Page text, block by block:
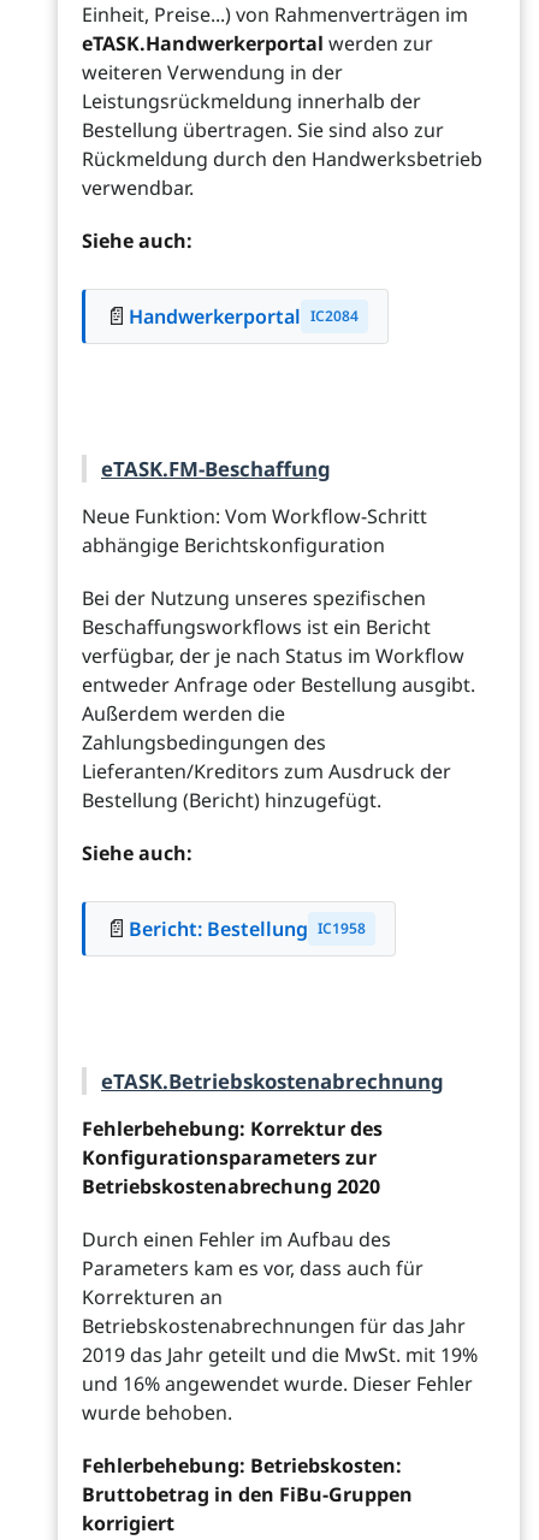
Einheit, Preise...) von Rahmenverträgen im
eTASK.Handwerkerportal werden zur
weiteren Verwendung in der
Leistungsrückmeldung innerhalb der
Bestellung übertragen. Sie sind also zur
Rückmeldung durch den Handwerksbetrieb
verwendbar.
Siehe auch:
📄 Handwerkerportal IC2084
eTASK.FM-Beschaffung
Neue Funktion: Vom Workflow-Schritt
abhängige Berichtskonfiguration
Bei der Nutzung unseres spezifischen
Beschaffungsworkflows ist ein Bericht
verfügbar, der je nach Status im Workflow
entweder Anfrage oder Bestellung ausgibt.
Außerdem werden die
Zahlungsbedingungen des
Lieferanten/Kreditors zum Ausdruck der
Bestellung (Bericht) hinzugefügt.
Siehe auch:
📄 Bericht: Bestellung IC1958
eTASK.Betriebskostenabrechnung
Fehlerbehebung: Korrektur des
Konfigurationsparameters zur
Betriebskostenabrechung 2020
Durch einen Fehler im Aufbau des
Parameters kam es vor, dass auch für
Korrekturen an
Betriebskostenabrechnungen für das Jahr
2019 das Jahr geteilt und die MwSt. mit 19%
und 16% angewendet wurde. Dieser Fehler
wurde behoben.
Fehlerbehebung: Betriebskosten:
Bruttobetrag in den FiBu-Gruppen
korrigiert